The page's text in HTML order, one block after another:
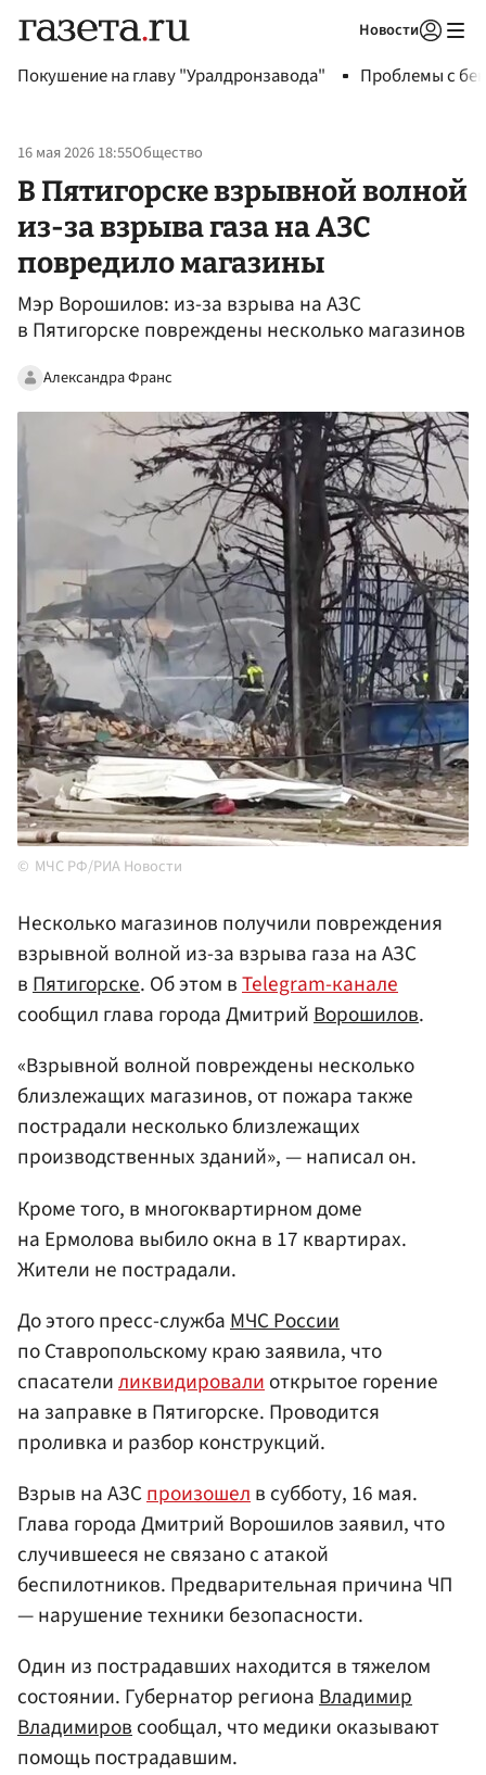
Новости
Покушение на главу "Уралдронзавода" Проблемы с
16 мая 2026 18:55Общество
В Пятигорске взрывной волной
из-за взрыва газа на АЗС
повредило магазины
Мэр Ворошилов: из-за взрыва на АЗС
в Пятигорске повреждены несколько магазинов
Александра Франс
МЧС РФ/РИА Новости
Несколько магазинов получили повреждения
взрывной волной из-за взрыва газа на АЗС
вПятигорске. Об этом вTelegram-канале
сообщил глава города ДмитрийВорошилов.
«Взрывной волной повреждены несколько
близлежащих магазинов, от пожара также
пострадали несколько близлежащих
производственных зданий», — написал он.
Кроме того, в многоквартирном доме
на Ермолова выбило окна в 17 квартирах.
Жители не пострадали.
До этого пресс-службаМЧС России
по Ставропольскому краю заявила, что
спасателиликвидировалиоткрытое горение
на заправке в Пятигорске. Проводится
проливка и разбор конструкций.
Взрыв на АЗСпроизошелв субботу, 16 мая.
Глава города Дмитрий Ворошилов заявил, что
случившееся не связано с атакой
беспилотников. Предварительная причина ЧП
— нарушение техники безопасности.
Один из пострадавших находится в тяжелом
состоянии. Губернатор регионаВладимир
Владимировсообщал, что медики оказывают
помощь пострадавшим.